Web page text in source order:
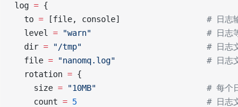
log = {
  to
= [file, console] # 日志
  level
= "warn"
# 日志
  dir
= "/tmp"
# 日志
  file
= "nanomq.log"
# 日志
  rotation
= {
    size
= "10MB"
# 每个
    count
= 5
# 日志